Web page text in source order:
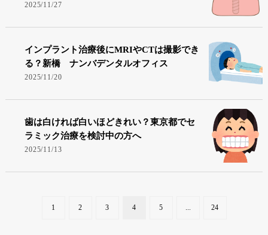
2025/11/27
インプラント治療後にMRIやCTは撮影でき
る？新橋 ナンバデンタルオフィス
2025/11/20
歯は白ければ白いほどきれい？東京都でセ
ラミック治療を検討中の方へ
2025/11/13
1 2 3 4 5 ... 24